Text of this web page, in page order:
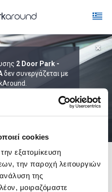
cookies
εξατομίκευση
την παροχή λειτουργιών
της
μοιραζόμαστε
2 Door Park -
δεν συνεργάζεται με
ΣΥΝΕΧΩΣ
και σύγκρινετιμή
ΓΙΑ:
ΔΙΑΡΚΕΙΑ 1